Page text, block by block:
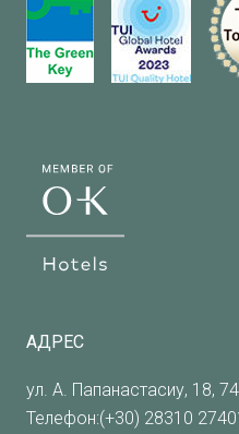
АДРЕС
ул. А. Папанастасиу, 18,
Телефон:(+30) 28310